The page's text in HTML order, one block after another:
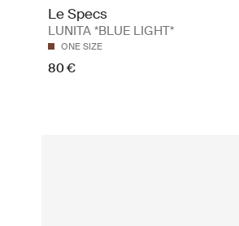
Le Specs
LUNITA *BLUE LIGHT*
ONE SIZE
80 €